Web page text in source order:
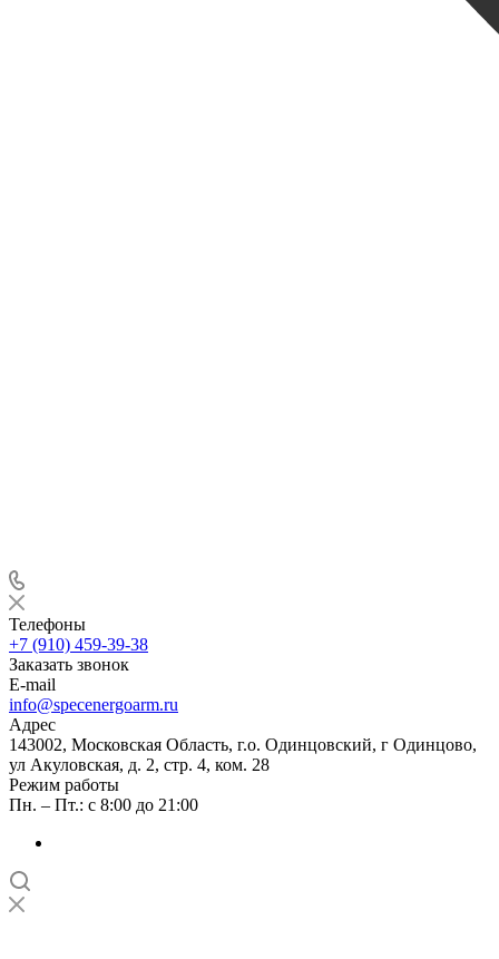
Телефоны
+7 (910) 459-39-38
Заказать звонок
E-mail
info@specenergoarm.ru
Адрес
143002, Московская Область, г.о. Одинцовский, г Одинцово,
ул Акуловская, д. 2, стр. 4, ком. 28
Режим работы
Пн. – Пт.: с 8:00 до 21:00